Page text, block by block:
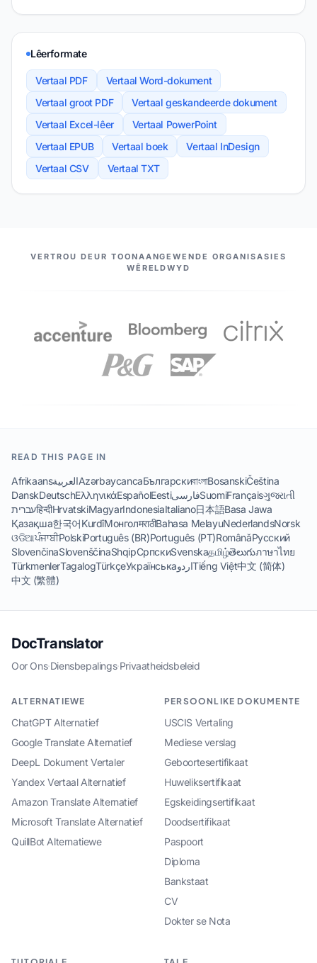
Lêerformate
Vertaal PDF
Vertaal Word-dokument
Vertaal groot PDF
Vertaal geskandeerde dokument
Vertaal Excel-lêer
Vertaal PowerPoint
Vertaal EPUB
Vertaal boek
Vertaal InDesign
Vertaal CSV
Vertaal TXT
ONS VENNOTE
VERTROU DEUR TOONAANGEWENDE ORGANISASIES
WÊRELDWYD
READ THIS PAGE IN
AfrikaansالعربيةAzərbaycancaБългарскиবাংলাBosanskiČeština
DanskDeutschΕλληνικάEspañolEestiفارسیSuomiFrançaisગુજરાતી
עבריתहिन्दीHrvatskiMagyarIndonesiaItaliano日本語Basa Jawa
Қазақша한국어KurdîМонголमराठीBahasa MelayuNederlandsNorsk
ଓଡିଆਪੰਜਾਬੀPolskiPortuguês (BR)Português (PT)RomânăРусский
SlovenčinaSlovenščinaShqipСрпскиSvenskaதமிழ்తెలుగుภาษาไทย
TürkmenlerTagalogTürkçeУкраїнськаاردوTiếng Việt中文 (简体)
中文 (繁體)
DocTranslator
Oor Ons·Diensbepalings·Privaatheidsbeleid
ALTERNATIEWE
ChatGPT Alternatief
Google Translate Alternatief
DeepL Dokument Vertaler
Yandex Vertaal Alternatief
Amazon Translate Alternatief
Microsoft Translate Alternatief
QuillBot Alternatiewe
PERSOONLIKE DOKUMENTE
USCIS Vertaling
Mediese verslag
Geboortesertifikaat
Huweliksertifikaat
Egskeidingsertifikaat
Doodsertifikaat
Paspoort
Diploma
Bankstaat
CV
Dokter se Nota